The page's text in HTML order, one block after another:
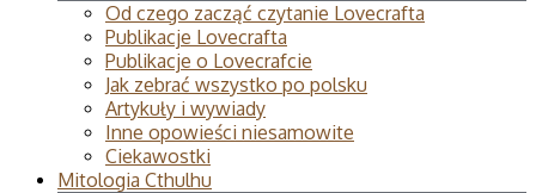
Od czego zacząć czytanie Lovecrafta
Publikacje Lovecrafta
Publikacje o Lovecrafcie
Jak zebrać wszystko po polsku
Artykuły i wywiady
Inne opowieści niesamowite
Ciekawostki
Mitologia Cthulhu